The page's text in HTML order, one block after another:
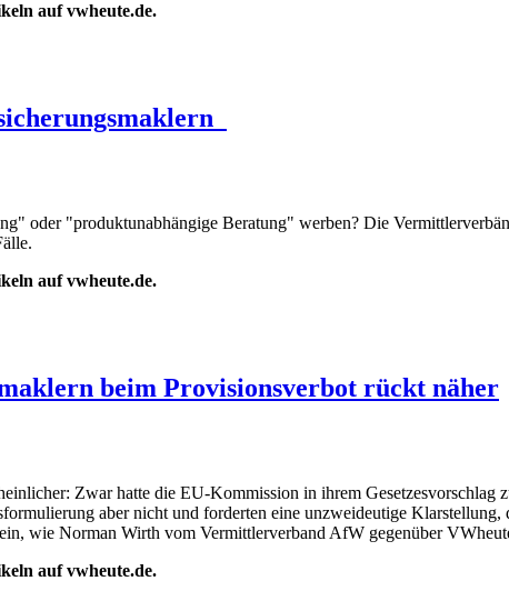
auf vwheute.de.
oder "produktunabhängige Beratung" werben? Die
auf vwheute.de.
beim Provisionsverbot rückt näher
Zwar hatte die EU-Kommission in ihrem Gesetzesvorschlag
aber nicht und forderten eine unzweideutige
wie Norman Wirth vom Vermittlerverband AfW gegenüber
auf vwheute.de.